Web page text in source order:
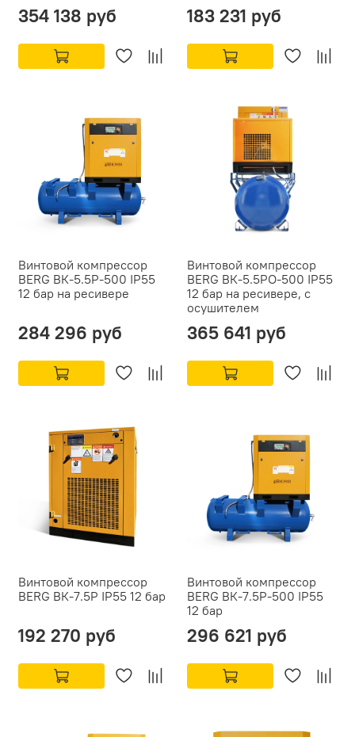
354 138 руб 183 231 руб
Винтовой компрессор
BERG ВК-5.5Р-500 IP55
12 бар на ресивере
284 296 руб
Винтовой компрессор
BERG ВК-5.5РО-500 IP55
12 бар на ресивере, с
осушителем
365 641 руб
Винтовой компрессор
BERG ВК-7.5Р IP55 12 бар
192 270 руб
Винтовой компрессор
BERG ВК-7.5Р-500 IP55
12 бар
296 621 руб